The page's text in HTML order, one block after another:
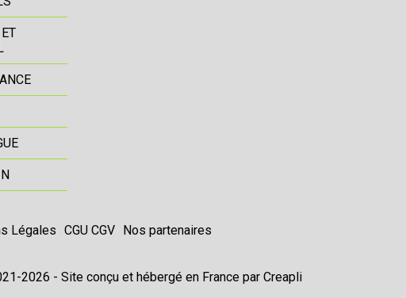
Légales CGU CGV Nos partenaires
2026 - Site conçu et hébergé en France par Creapli